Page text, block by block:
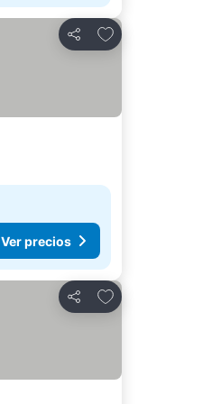
Compartir
Agregar a favoritos
Ver precios
Compartir
Agregar a favoritos